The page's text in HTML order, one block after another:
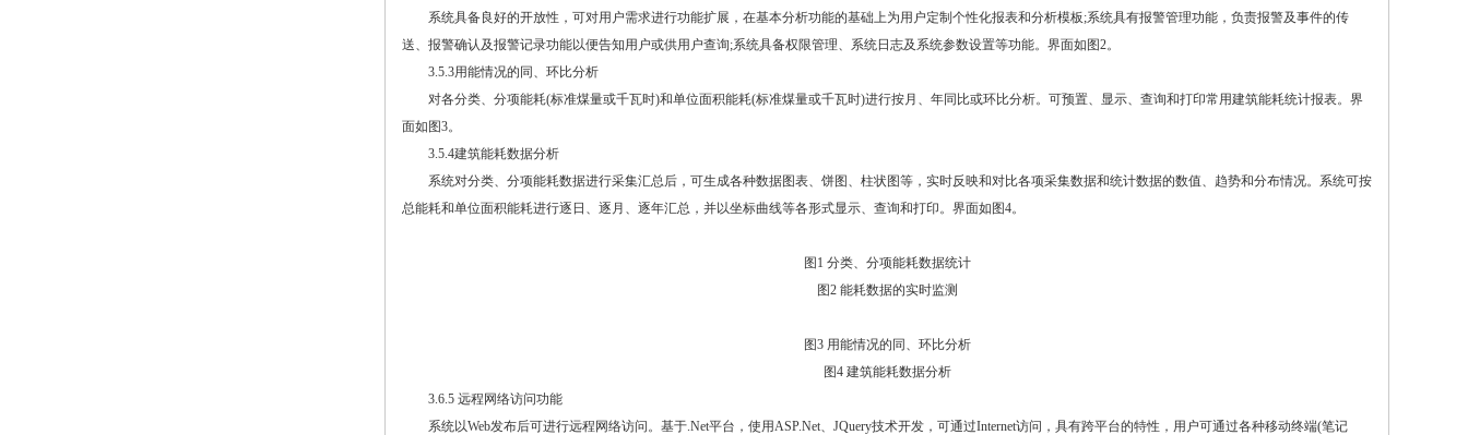
系统具备良好的开放性，可对用户需求进行功能扩展，在基本分析功能的基础上为用户定制个性化报表和分析模板;系统具有报警管理功能，负责报警及事件的传
送、报警确认及报警记录功能以便告知用户或供用户查询;系统具备权限管理、系统日志及系统参数设置等功能。界面如图2。
3.5.3用能情况的同、环比分析
对各分类、分项能耗(标准煤量或千瓦时)和单位面积能耗(标准煤量或千瓦时)进行按月、年同比或环比分析。可预置、显示、查询和打印常用建筑能耗统计报表。界
面如图3。
3.5.4建筑能耗数据分析
系统对分类、分项能耗数据进行采集汇总后，可生成各种数据图表、饼图、柱状图等，实时反映和对比各项采集数据和统计数据的数值、趋势和分布情况。系统可按
总能耗和单位面积能耗进行逐日、逐月、逐年汇总，并以坐标曲线等各形式显示、查询和打印。界面如图4。
图1 分类、分项能耗数据统计
图2 能耗数据的实时监测
图3 用能情况的同、环比分析
图4 建筑能耗数据分析
3.6.5 远程网络访问功能
系统以Web发布后可进行远程网络访问。基于.Net平台，使用ASP.Net、JQuery技术开发，可通过Internet访问，具有跨平台的特性，用户可通过各种移动终端(笔记